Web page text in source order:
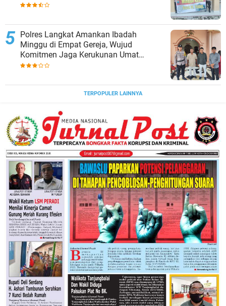
Polres Langkat Amankan Ibadah
Minggu di Empat Gereja, Wujud
Komitmen Jaga Kerukunan Umat
Beragama.
TERPOPULER LAINNYA